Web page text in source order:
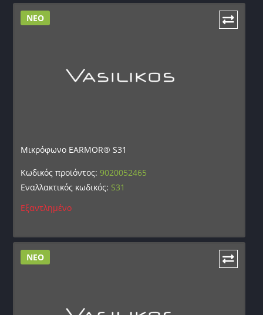
ΝΕΟ
Μικρόφωνο EARMOR® S31
Κωδικός προϊόντος:9020052465
Εναλλακτικός κωδικός: S31
Εξαντλημένο
ΝΕΟ